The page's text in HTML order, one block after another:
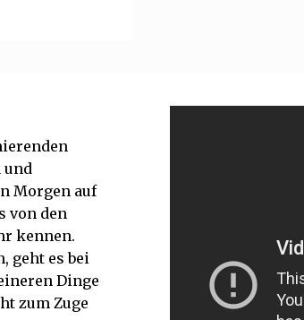
und
Morgen auf
von den
kennen.
geht es bei
Dinge
zum Zuge